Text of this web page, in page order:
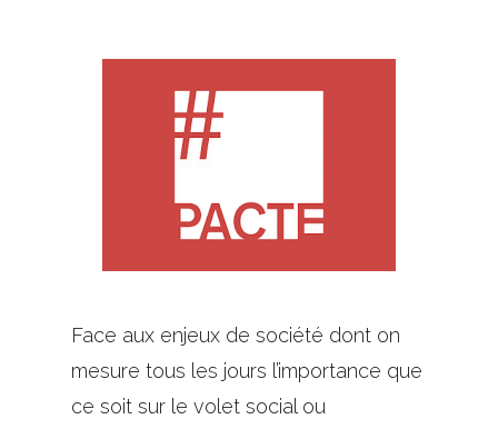
Face aux enjeux de société dont on
mesure tous les jours l’importance que
ce soit sur le volet social ou